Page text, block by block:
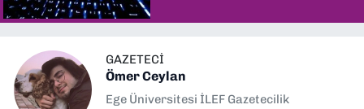
GAZETECİ
Ömer Ceylan
Ege Üniversitesi İLEF Gazetecilik